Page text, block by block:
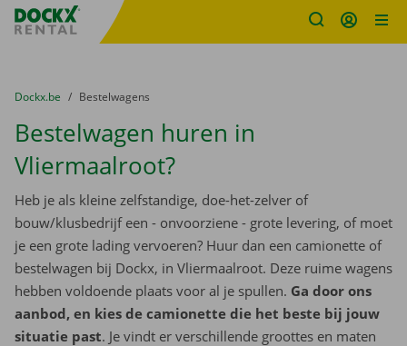
Fratello DEMO
U bevindt zich hier:
van
Dockx.be naar
Bestelwagens
Bestelwagen huren in
Vliermaalroot?
Heb je als kleine zelfstandige, doe-het-zelver of
bouw/klusbedrijf een - onvoorziene - grote levering, of moet
je een grote lading vervoeren? Huur dan een camionette of
bestelwagen bij Dockx, in Vliermaalroot. Deze ruime wagens
hebben voldoende plaats voor al je spullen. Ga door ons
aanbod, en kies de camionette die het beste bij jouw
situatie past. Je vindt er verschillende groottes en maten